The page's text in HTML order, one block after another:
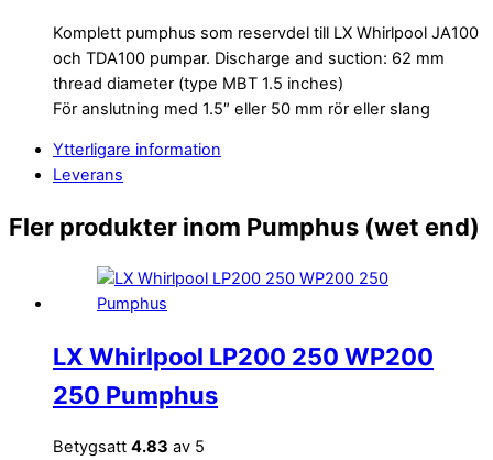
Komplett pumphus som reservdel till LX Whirlpool JA100
och TDA100 pumpar. Discharge and suction: 62 mm
thread diameter (type MBT 1.5 inches)
För anslutning med 1.5″ eller 50 mm rör eller slang
Ytterligare information
Leverans
Fler produkter inom Pumphus (wet end)
LX Whirlpool LP200 250 WP200
250 Pumphus
Betygsatt 4.83 av 5